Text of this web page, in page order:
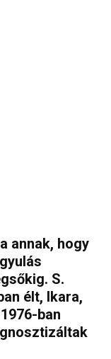
annak, hogy
S.
élt, Ikara,
ban